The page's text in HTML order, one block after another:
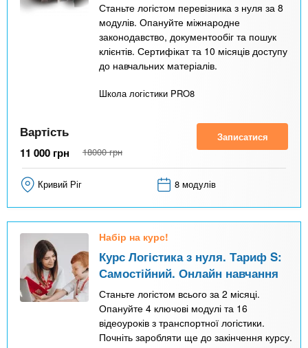
Станьте логістом перевізника з нуля за 8
модулів. Опануйте міжнародне
законодавство, документообіг та пошук
клієнтів. Сертифікат та 10 місяців доступу
до навчальних матеріалів.
Школа логістики PRO8
Вартість
11 000 грн 18000 грн
Записатися
Кривий Ріг 8 модулів
Набір на курс!
Курс Логістика з нуля. Тариф S:
Самостійний. Онлайн навчання
Станьте логістом всього за 2 місяці.
Опануйте 4 ключові модулі та 16
відеоуроків з транспортної логістики.
Почніть заробляти ще до закінчення курсу.